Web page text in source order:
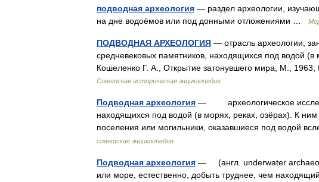
подводная археология — раздел археологии,
на дне водоёмов или под донными отложениями …
ПОДВОДНАЯ АРХЕОЛОГИЯ — отрасль археологии,
средневековых памятников, находящихся под водой (в
Кошеленко Г. A., Открытие затонувшего мира, М.,
Советская историческая энциклопедия
Подводная археология — археологическое
находящихся под водой (в морях, реках, озёрах). К ним
поселения или могильники, оказавшиеся под водой
советская энциклопедия
Подводная археология — (англ. underwater
или море, естественно, добыть труднее, чем